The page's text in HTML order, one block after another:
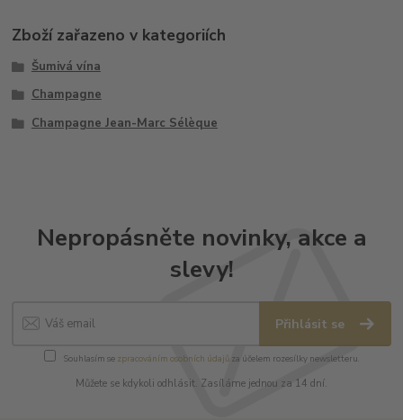
Zboží zařazeno v kategoriích
Šumivá vína
Champagne
Champagne Jean-Marc Sélèque
Nepropásněte novinky, akce a
slevy!
Přihlásit se
Souhlasím se zpracováním osobních údajůza účelem rozesílky newsletteru.
Můžete se kdykoli odhlásit. Zasíláme jednou za 14 dní.